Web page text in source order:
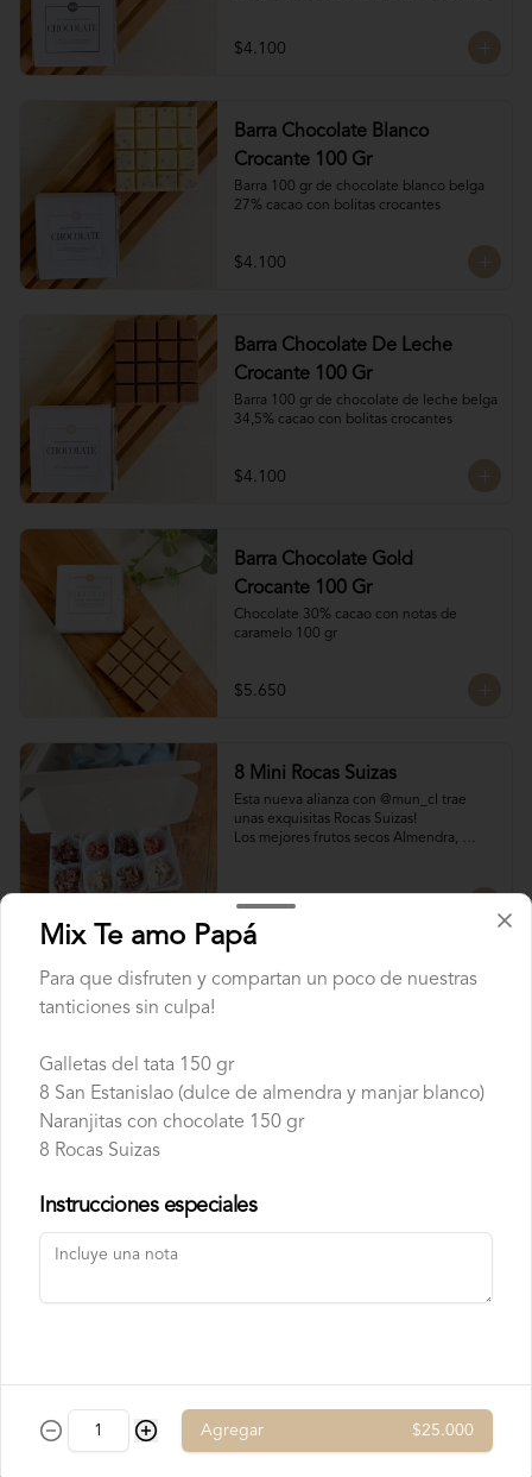
$4.100
Barra Chocolate Blanco
Crocante 100 Gr
Barra 100 gr de chocolate blanco belga
27% cacao con bolitas crocantes
$4.100
Barra Chocolate De Leche
Crocante 100 Gr
Barra 100 gr de chocolate de leche belga
34,5% cacao con bolitas crocantes
$4.100
Barra Chocolate Gold
Crocante 100 Gr
Chocolate 30% cacao con notas de
caramelo 100 gr
$5.650
8 Mini Rocas Suizas
Esta nueva alianza con @mun_cl trae
unas exquisitas Rocas Suizas!
Los mejores frutos secos Almendra,
4 tipos de chocolate
Chocolate de leche
Chocolate de Frambuesa
Chocolate francés de la mejor calidad!
$7.750
Conócenos
Términos y condiciones
Redes sociales
Instagram
Mix Te amo Papá
Para que disfruten y compartan un poco de nuestras
tanticiones sin culpa!
Galletas del tata 150 gr
8 San Estanislao (dulce de almendra y manjar blanco)
Naranjitas con chocolate 150 gr
8 Rocas Suizas
Instrucciones especiales
Agregar $25.000